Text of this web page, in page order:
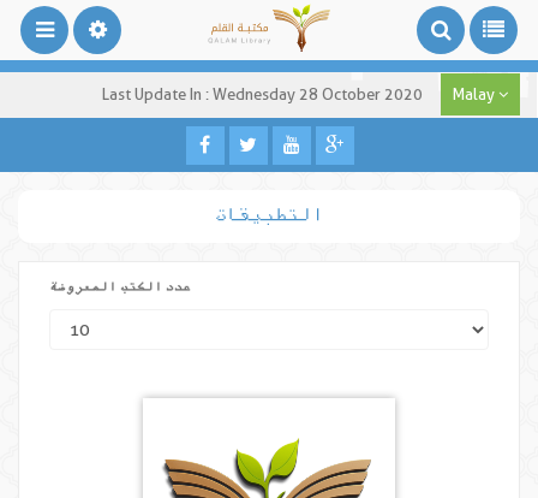
Last Update In : Wednesday 28 October 2020 Malay
التطبيقات
عدد الكتب المعروضة